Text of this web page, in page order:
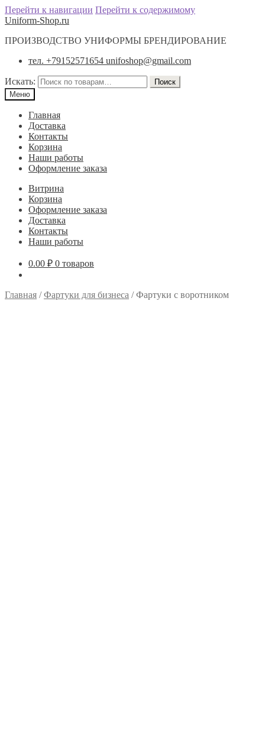
Перейти к навигации Перейти к содержимому
Uniform-Shop.ru
ПРОИЗВОДСТВО УНИФОРМЫ БРЕНДИРОВАНИЕ
тел. +79152571654 unifoshop@gmail.com
Искать:
Поиск
Меню
Главная
Доставка
Контакты
Корзина
Наши работы
Оформление заказа
Витрина
Корзина
Оформление заказа
Доставка
Контакты
Наши работы
0.00 ₽ 0 товаров
Главная /Фартуки для бизнеса /Фартуки с воротником